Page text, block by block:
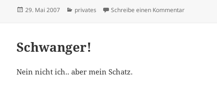
Veröffentlicht
29. Mai 2007 Kategorien
privates Schreibe einen Kommentarzu
Schwanger!
Nein nicht ich.. aber mein Schatz.